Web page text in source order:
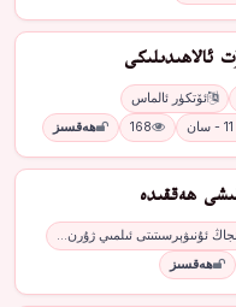
ﺋﺎﻻﮬﯩﺪﯨﻠﯩﻜﻰ
ئۆتكۈر ئالماس
168 ھەقسىز
ھەققىدە
ئۇنىۋېرسىتىتى ئىلمىي ژۇرن…
ھەقسىز